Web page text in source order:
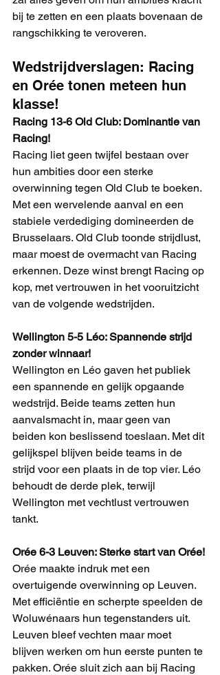
bij te zetten en een plaats bovenaan de
rangschikking te veroveren.
Wedstrijdverslagen: Racing
en Orée tonen meteen hun
klasse!
Racing 13-6 Old Club: Dominantie van
Racing!
Racing liet geen twijfel bestaan over
hun ambities door een sterke
overwinning tegen Old Club te boeken.
Met een wervelende aanval en een
stabiele verdediging domineerden de
Brusselaars. Old Club toonde strijdlust,
maar moest de overmacht van Racing
erkennen. Deze winst brengt Racing op
kop, met vertrouwen in het vooruitzicht
van de volgende wedstrijden.
Wellington 5-5 Léo: Spannende strijd
zonder winnaar!
Wellington en Léo gaven het publiek
een spannende en gelijk opgaande
wedstrijd. Beide teams zetten hun
aanvalsmacht in, maar geen van
beiden kon beslissend toeslaan. Met dit
gelijkspel blijven beide teams in de
strijd voor een plaats in de top vier. Léo
behoudt de derde plek, terwijl
Wellington met vechtlust vertrouwen
tankt.
Orée 6-3 Leuven: Sterke start van Orée!
Orée maakte indruk met een
overtuigende overwinning op Leuven.
Met efficiëntie en scherpte speelden de
Woluwénaars hun tegenstanders uit.
Leuven bleef vechten maar moet
blijven werken om hun eerste punten te
pakken. Orée sluit zich aan bij Racing